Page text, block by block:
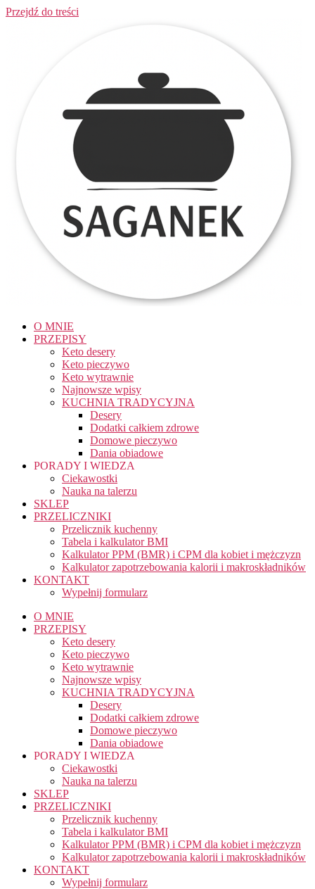
Przejdź do treści
O MNIE
PRZEPISY
Keto desery
Keto pieczywo
Keto wytrawnie
Najnowsze wpisy
KUCHNIA TRADYCYJNA
Desery
Dodatki całkiem zdrowe
Domowe pieczywo
Dania obiadowe
PORADY I WIEDZA
Ciekawostki
Nauka na talerzu
SKLEP
PRZELICZNIKI
Przelicznik kuchenny
Tabela i kalkulator BMI
Kalkulator PPM (BMR) i CPM dla kobiet i mężczyzn
Kalkulator zapotrzebowania kalorii i makroskładników
KONTAKT
Wypełnij formularz
O MNIE
PRZEPISY
Keto desery
Keto pieczywo
Keto wytrawnie
Najnowsze wpisy
KUCHNIA TRADYCYJNA
Desery
Dodatki całkiem zdrowe
Domowe pieczywo
Dania obiadowe
PORADY I WIEDZA
Ciekawostki
Nauka na talerzu
SKLEP
PRZELICZNIKI
Przelicznik kuchenny
Tabela i kalkulator BMI
Kalkulator PPM (BMR) i CPM dla kobiet i mężczyzn
Kalkulator zapotrzebowania kalorii i makroskładników
KONTAKT
Wypełnij formularz